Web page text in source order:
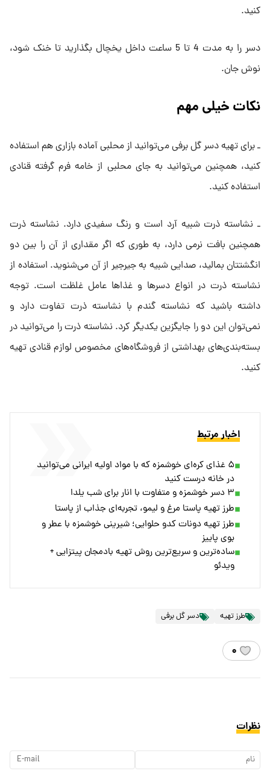
کنید.
دسر را به مدت 4 تا 5 ساعت داخل یخچال بگذارید تا خنک شود،
نوش جان.
نکات خیلی مهم
ـ برای تهیه دسر گل برفی می‌توانید از محلبی آماده بازاری هم استفاده
کنید، همچنین می‌توانید به جای محلبی از خامه فرم گرفته قنادی
استفاده کنید.
ـ نشاسته ذرت شبیه آرد است و رنگ سفیدی دارد. نشاسته ذرت
همچنین بافت نرمی دارد، به طوری که اگر مقداری از آن را بین دو
انگشتتان بمالید، صدایی شبیه به جیرجیر از آن می‌شنوید. استفاده از
نشاسته ذرت در انواع دسرها و غذاها عامل غلظت است. توجه
داشته باشید که نشاسته گندم با نشاسته ذرت تفاوت دارد و
نمی‌توان این دو را جایگزین یکدیگر کرد. نشاسته ذرت را می‌توانید در
بسته‌بندی‌های بهداشتی از فروشگاه‌های مخصوص لوازم قنادی تهیه
کنید.
اخبار مرتبط
۵ غذای کره‌ای خوشمزه که با مواد اولیه ایرانی می‌توانید
در خانه درست کنید
۳ دسر خوشمزه و متفاوت با انار برای شب یلدا
طرز تهیه پاستا مرغ و لیمو، تجربه‌ای جذاب از پاستا
طرز تهیه دونات کدو حلوایی؛ شیرینی خوشمزه با عطر و
بوی پاییز
ساده‌ترین و سریع‌ترین روش تهیه بادمجان پیتزایی +
ویدئو
طرز تهیه دسر گل برفی
۰
نظرات